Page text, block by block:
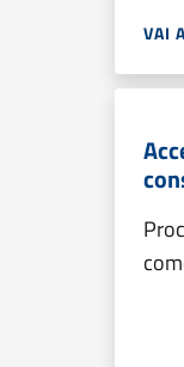
VAI